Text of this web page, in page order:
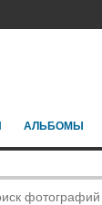
АЛЬБОМЫ